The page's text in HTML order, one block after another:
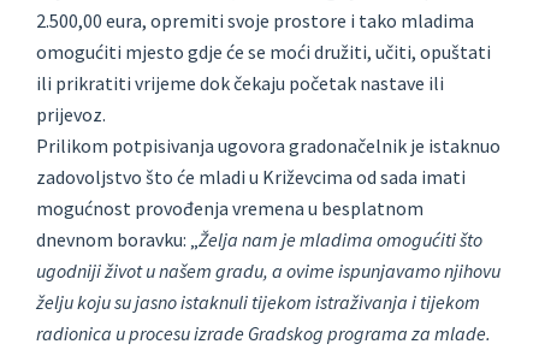
2.500,00 eura, opremiti svoje prostore i tako mladima
omogućiti mjesto gdje će se moći družiti, učiti, opuštati
ili prikratiti vrijeme dok čekaju početak nastave ili
prijevoz.
Prilikom potpisivanja ugovora gradonačelnik je istaknuo
zadovoljstvo što će mladi u Križevcima od sada imati
mogućnost provođenja vremena u besplatnom
dnevnom boravku: „Želja nam je mladima omogućiti što
ugodniji život u našem gradu, a ovime ispunjavamo njihovu
želju koju su jasno istaknuli tijekom istraživanja i tijekom
radionica u procesu izrade Gradskog programa za mlade.